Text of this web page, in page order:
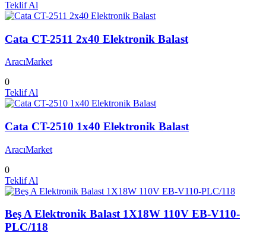
Teklif Al
Cata CT-2511 2x40 Elektronik Balast
AracıMarket
0
Teklif Al
Cata CT-2510 1x40 Elektronik Balast
AracıMarket
0
Teklif Al
Beş A Elektronik Balast 1X18W 110V EB-V110-
PLC/118